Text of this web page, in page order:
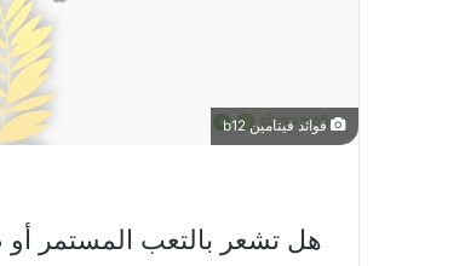
فوائد فيتامين b12
هل تشعر بالتعب المستمر